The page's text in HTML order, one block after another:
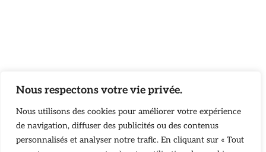
Nous respectons votre vie privée.
Nous utilisons des cookies pour améliorer votre expérience
de navigation, diffuser des publicités ou des contenus
personnalisés et analyser notre trafic. En cliquant sur « Tout